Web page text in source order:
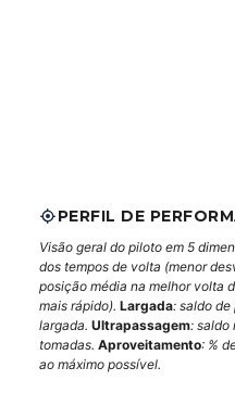
PERFIL DE
Visão geral do piloto em 5
dos tempos de volta (menor
posição média na melhor volta
mais rápido). Largada: saldo de
largada. Ultrapassagem: saldo
tomadas. Aproveitamento: %
ao máximo possível.